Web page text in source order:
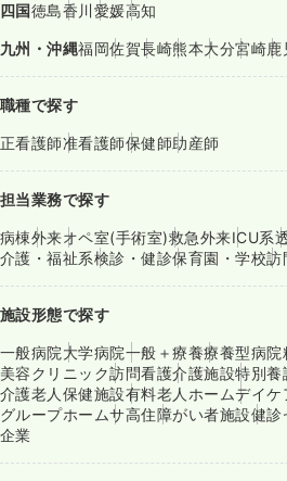
四国徳島香川愛媛高知
九州・沖縄福岡佐賀長崎熊本大分宮崎鹿
職種で探す
正看護師准看護師保健師助産師
担当業務で探す
病棟外来オペ室(手術室)救急外来ICU系
介護・福祉系検診・健診保育園・学校訪
施設形態で探す
一般病院大学病院一般＋療養療養型病院
美容クリニック訪問看護介護施設特別養
介護老人保健施設有料老人ホームデイケ
グループホームサ高住障がい者施設健診
企業